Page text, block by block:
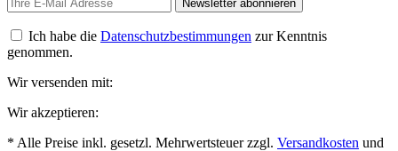
Newsletter abonnieren
Ich habe die Datenschutzbestimmungen zur Kenntnis
genommen.
Wir versenden mit:
Wir akzeptieren:
* Alle Preise inkl. gesetzl. Mehrwertsteuer zzgl. Versandkosten und